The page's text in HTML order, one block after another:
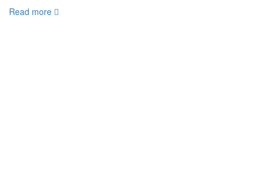
Read more